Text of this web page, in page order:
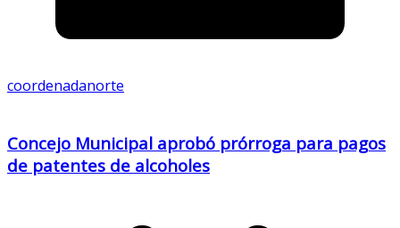
coordenadanorte
Concejo Municipal aprobó prórroga para pagos
de patentes de alcoholes